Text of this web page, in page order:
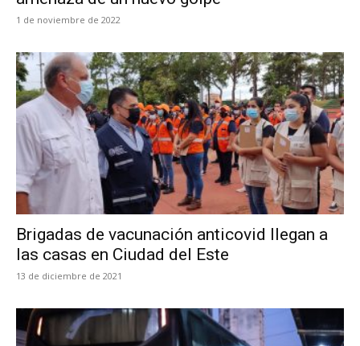
1 de noviembre de 2022
Brigadas de vacunación anticovid llegan a
las casas en Ciudad del Este
13 de diciembre de 2021